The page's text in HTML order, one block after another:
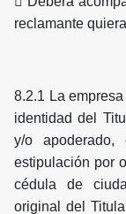
reclamante
8.2.1 La
identidad del
y/o
estipulación por
cédula de
original del